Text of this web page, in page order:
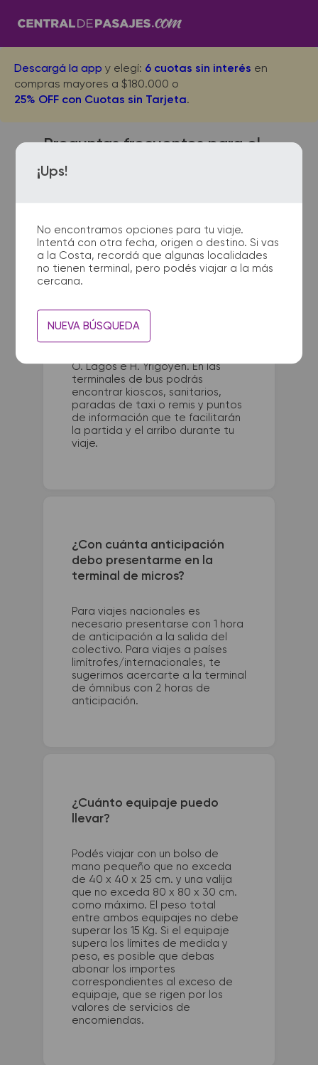
Descargá la app y elegí: 6 cuotas sin interés en
compras mayores a $180.000 o
25% OFF con Cuotas sin Tarjeta.
¡Ups!
No encontramos opciones para tu viaje.
Intentá con otra fecha, origen o destino. Si vas
a la Costa, recordá que algunas localidades
no tienen terminal, pero podés viajar a la más
cercana.
NUEVA BÚSQUEDA
Preguntas frecuentes para el
viaje desde Sanford a Casilda
¿Dónde quedan las
terminales de micro de
Sanford a Casilda?
Sanford queda ubicada en RN.33
y San Martín (Parador Central). La
terminal de colectivos de Casilda
O. Lagos e H. Yrigoyen. En las
terminales de bus podrás
encontrar kioscos, sanitarios,
paradas de taxi o remis y puntos
de información que te facilitarán
la partida y el arribo durante tu
viaje.
¿Con cuánta anticipación
debo presentarme en la
terminal de micros?
Para viajes nacionales es
necesario presentarse con 1 hora
de anticipación a la salida del
colectivo. Para viajes a países
limítrofes/internacionales, te
sugerimos acercarte a la terminal
de ómnibus con 2 horas de
anticipación.
¿Cuánto equipaje puedo
llevar?
Podés viajar con un bolso de
mano pequeño que no exceda
de 40 x 40 x 25 cm. y una valija
que no exceda 80 x 80 x 30 cm.
como máximo. El peso total
entre ambos equipajes no debe
superar los 15 Kg. Si el equipaje
supera los límites de medida y
peso, es posible que debas
abonar los importes
correspondientes al exceso de
equipaje, que se rigen por los
valores de servicios de
encomiendas.